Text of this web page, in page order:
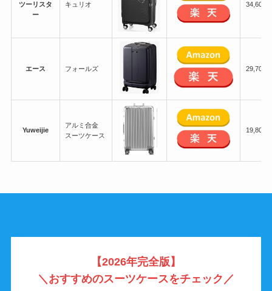
ツーリスタ
ー
キュリオ 34,600
エース フォールズ 29,700
Yuweijie
アルミ合金
スーツケース
19,800
【2026年完全版】
＼ おすすめのスーツケースをチェック／